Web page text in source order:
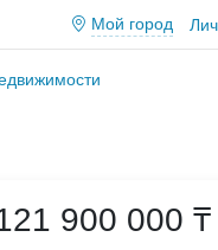
Мой город
900 000 ₸